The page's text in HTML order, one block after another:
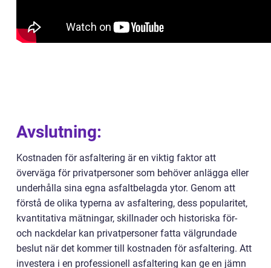
Avslutning:
Kostnaden för asfaltering är en viktig faktor att
överväga för privatpersoner som behöver anlägga eller
underhålla sina egna asfaltbelagda ytor. Genom att
förstå de olika typerna av asfaltering, dess popularitet,
kvantitativa mätningar, skillnader och historiska för-
och nackdelar kan privatpersoner fatta välgrundade
beslut när det kommer till kostnaden för asfaltering. Att
investera i en professionell asfaltering kan ge en jämn